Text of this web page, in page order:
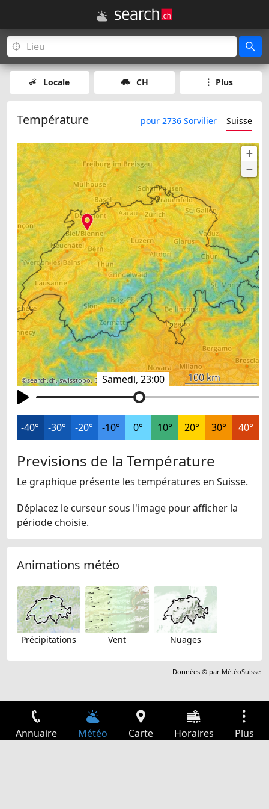
Locale CH Plus
Température pour 2736 Sorvilier Suisse
Samedi, 23:00
+
−
©search.ch,swisstopo,OpenStreetMap,others 100 km
-40° -30° -20° -10° 0° 10° 20° 30° 40°
Previsions de la Température
Le graphique présente les températures en Suisse.
Déplacez le curseur sous l'image pour afficher la
période choisie.
Animations météo
Précipitations Vent Nuages
Données © par MétéoSuisse
Annuaire Météo Carte Horaires Plus